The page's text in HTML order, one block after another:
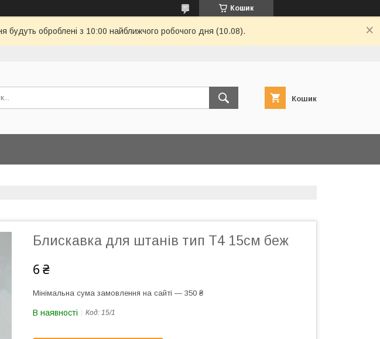
Кошик
будуть оброблені з 10:00 найближчого робочого дня (10.08).
Кошик
Блискавка для штанів тип Т4 15см беж
6 ₴
Мінімальна сума замовлення на сайті — 350 ₴
В наявності Код: 15/1